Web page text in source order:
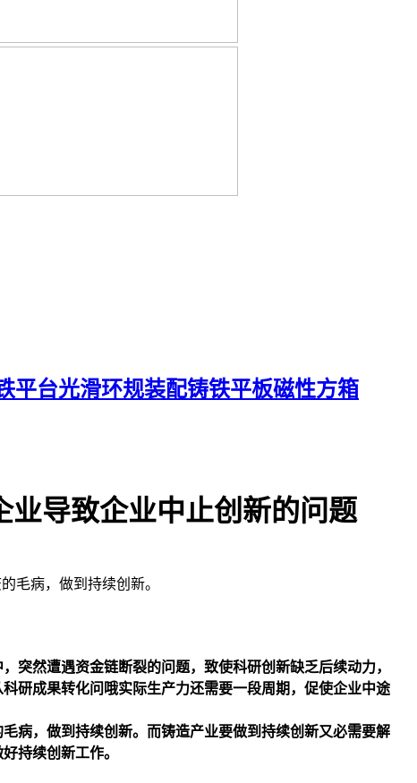
平台光滑环规装配铸铁平板磁性方箱
导致企业中止创新的问题
毛病，做到持续创新。
突然遭遇资金链断裂的问题，致使科研创新缺乏后续动力，
研成果转化问哦实际生产力还需要一段周期，促使企业中途
毛病，做到持续创新。而铸造产业要做到持续创新又必需要解
持续创新工作。